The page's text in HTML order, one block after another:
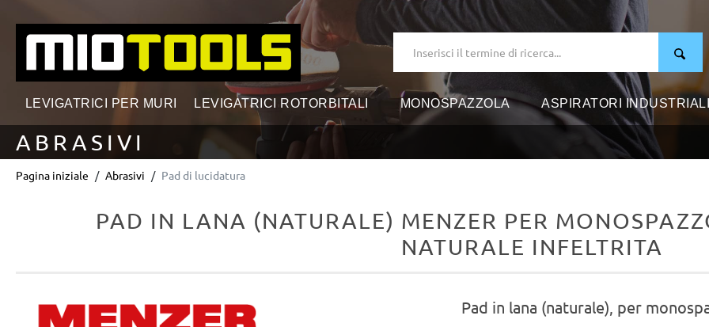
LEVIGATRICI PER MURI LEVIGATRICI ROTORBITALI MONOSPAZZOLA ASPIRATORI INDUSTRIALI
ABRASIVI
Pagina iniziale Abrasivi Pad di lucidatura
PAD IN LANA (NATURALE) MENZER PER
NATURALE INFELTRITA
Salta la galleria di immagini Pad in lana (naturale), per